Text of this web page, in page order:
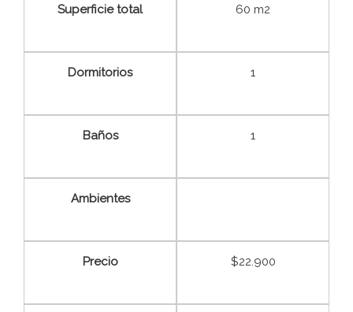
Superficie total 60 m2
Dormitorios 1
Baños 1
Ambientes
Precio $22.900